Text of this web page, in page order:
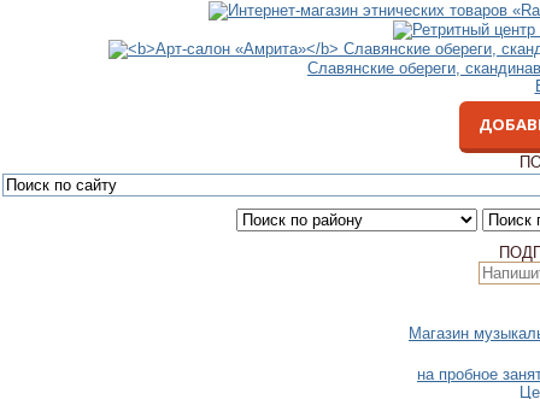
Славянские обереги,
Магазин
на пробное